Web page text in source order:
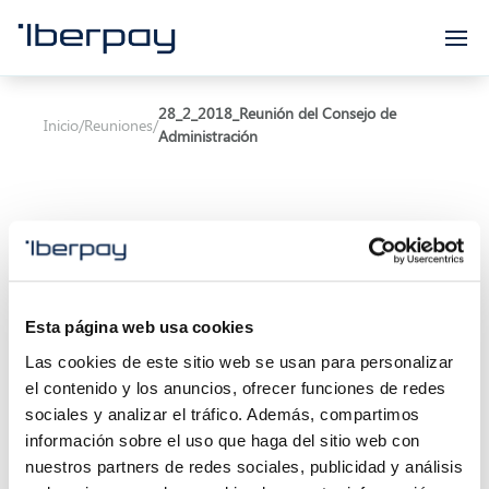
Esta página web usa cookies
Las cookies de este sitio web se usan para personalizar
el contenido y los anuncios, ofrecer funciones de redes
sociales y analizar el tráfico. Además, compartimos
información sobre el uso que haga del sitio web con
nuestros partners de redes sociales, publicidad y análisis
Iberpay
Inicio/Reuniones/
28_2_2018_Reunión del Consejo de
Administración
Asunto:Reunión del Consejo de Administración
Inicio de la reunión:28/02/2018 12:00
Final de la reunión:28/02/2018 13:00
Localización: